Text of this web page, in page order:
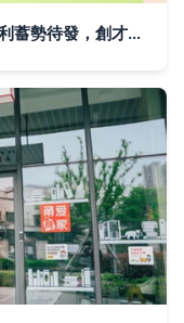
巢咖創意咖啡挑戰賽夏日燃情啟幕 福利蓄勢待發，創才與你同行